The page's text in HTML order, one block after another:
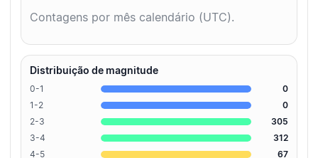
Contagens por mês calendário (UTC).
Distribuição de magnitude
0-1
0
1-2
0
2-3
305
3-4
312
4-5
67